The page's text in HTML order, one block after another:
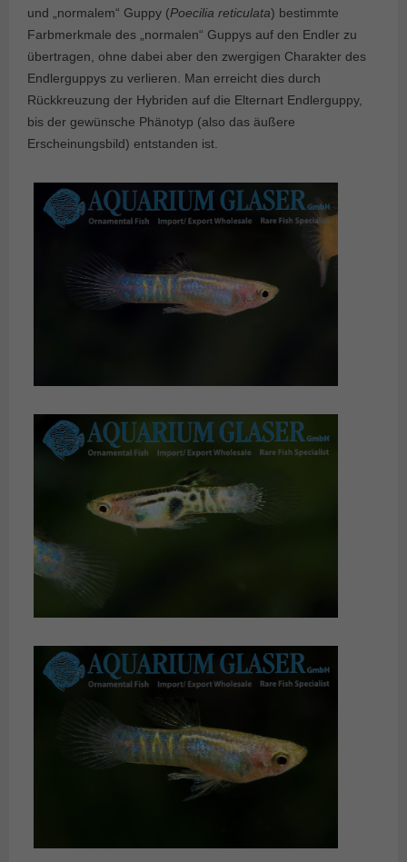
und „normalem“ Guppy (Poecilia reticulata) bestimmte
Farbmerkmale des „normalen“ Guppys auf den Endler zu
übertragen, ohne dabei aber den zwergigen Charakter des
Endlerguppys zu verlieren. Man erreicht dies durch
Rückkreuzung der Hybriden auf die Elternart Endlerguppy,
bis der gewünsche Phänotyp (also das äußere
Erscheinungsbild) entstanden ist.